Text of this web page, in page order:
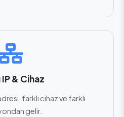
IP & Cihaz
farklı cihaz ve farklı
gelir.